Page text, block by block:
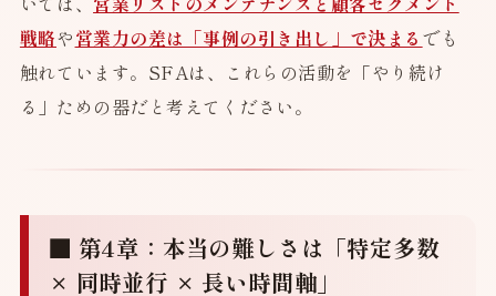
戦略や営業力の差は「事例の引き出し」で決まる でも
触れています。SFAは、これらの活動を「やり続け
る」ための器だと考えてください。
■ 第4章：本当の難しさは「特定多数
× 同時並行 × 長い時間軸」